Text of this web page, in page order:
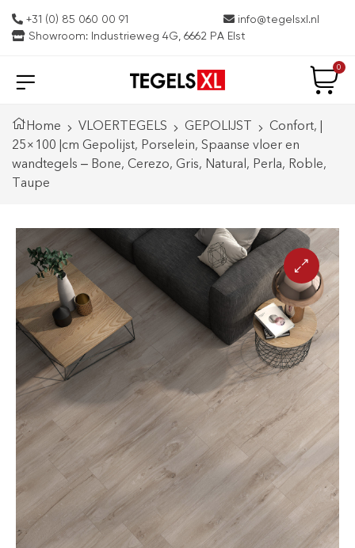
+31 (0) 85 060 00 91
info@tegelsxl.nl
Showroom: Industrieweg 4G, 6662 PA Elst
0
Home VLOERTEGELS GEPOLIJST
Confort, |
25×100 |cm Gepolijst, Porselein, Spaanse vloer en
wandtegels – Bone, Cerezo, Gris, Natural, Perla, Roble,
Taupe